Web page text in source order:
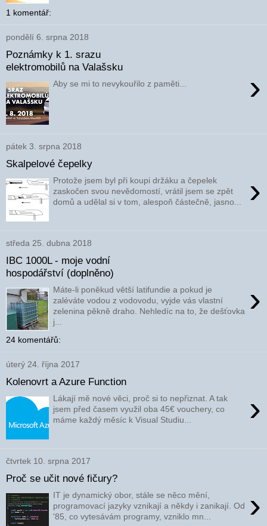
1 komentář:
pondělí 6. srpna 2018
Poznámky k 1. srazu
elektromobilů na Valašsku
›
Aby se mi to nevykouřilo z paměti...
pátek 3. srpna 2018
Skalpelové čepelky
›
Protože jsem byl při koupi držáku a čepelek
zaskočen svou nevědomostí, vrátil jsem se zpět
domů a udělal si v tom, alespoň částečně, jasno...
středa 25. dubna 2018
IBC 1000L - moje vodní
hospodářství (doplněno)
›
Máte-li poněkud větší latifundie a pokud je
zaléváte vodou z vodovodu, vyjde vás vlastní
zelenina pěkně draho. Nehledíc na to, že dešťovka
j...
24 komentářů:
úterý 24. října 2017
Kolenovrt a Azure Function
›
Lákají mě nové věci, proč si to nepřiznat. A tak
jsem před časem využil oba 45€ vouchery, co
máme každý měsíc k Visual Studiu...
čtvrtek 10. srpna 2017
Proč se učit nové fičury?
›
IT je dynamický obor, stále se něco mění,
programovací jazyky vznikají a někdy i zanikají. Od
'85, co vytesávám programy, vzniklo mn...